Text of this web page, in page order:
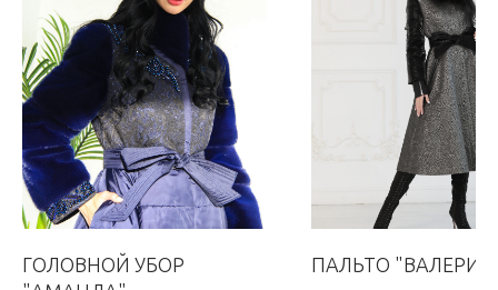
ГОЛОВНОЙ УБОР
ПАЛЬТО